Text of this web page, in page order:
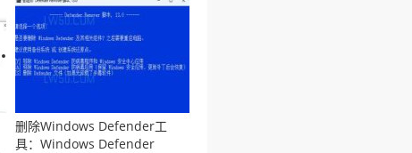
删除Windows Defender工
具：Windows Defender